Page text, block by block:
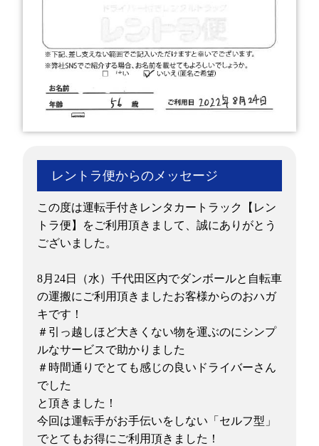
レントラ便からのメッセージ
この度は運転手付きレンタカートラック【レン
トラ便】をご利用頂きまして、誠にありがとう
ございました。
8月24日（水）千代田区内でダンボールと自転車
の運搬にご利用頂きましたお客様からのおハガ
キです！
＃引っ越しほど大きくない物を運ぶのにシンプ
ルなサービスで助かりました
＃時間通りでとても感じの良いドライバーさん
でした
と頂きました！
今回は運転手がお手伝いをしない「セルフ型」
でとてもお得にご利用頂きました！